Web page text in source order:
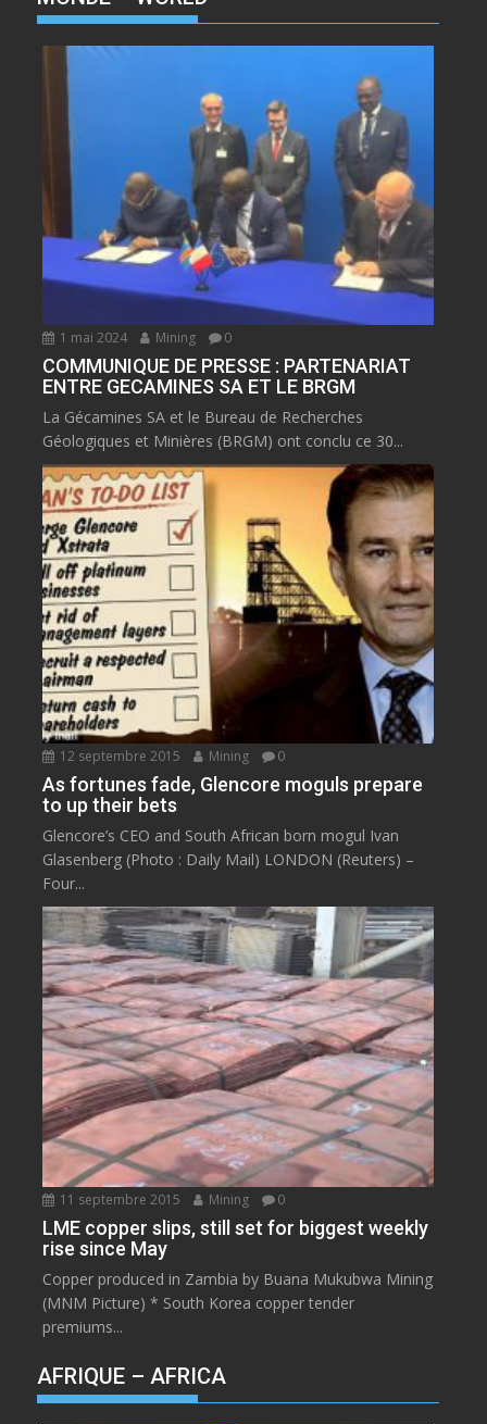
1 mai 2024 Mining 0
COMMUNIQUE DE PRESSE : PARTENARIAT
ENTRE GECAMINES SA ET LE BRGM
La Gécamines SA et le Bureau de Recherches
Géologiques et Minières (BRGM) ont conclu ce 30...
12 septembre 2015 Mining 0
As fortunes fade, Glencore moguls prepare
to up their bets
Glencore’s CEO and South African born mogul Ivan
Glasenberg (Photo : Daily Mail) LONDON (Reuters) –
Four...
11 septembre 2015 Mining 0
LME copper slips, still set for biggest weekly
rise since May
Copper produced in Zambia by Buana Mukubwa Mining
(MNM Picture) * South Korea copper tender
premiums...
AFRIQUE – AFRICA